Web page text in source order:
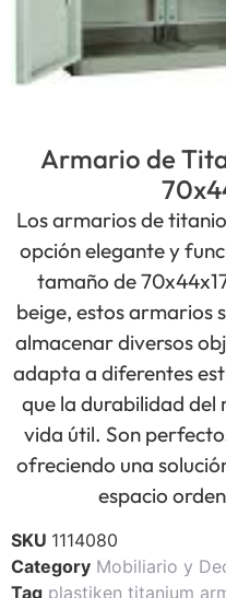
Armario de
Los armarios de
opción elegante y
tamaño de
beige, estos armarios
almacenar diversos
adapta a diferentes
que la durabilidad del
vida útil. Son
ofreciendo una
espacio
SKU 1114080
Category Mobiliario y
Tag plastiken titanium